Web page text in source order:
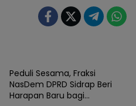
Peduli Sesama, Fraksi
NasDem DPRD Sidrap Beri
Harapan Baru bagi
News